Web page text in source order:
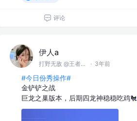
评论
伊人a
打野无敌 @王者峡谷 · 3年前
#今日份秀操作#
金铲铲之战
巨龙之巢版本，后期四龙神稳稳吃鸡🐔